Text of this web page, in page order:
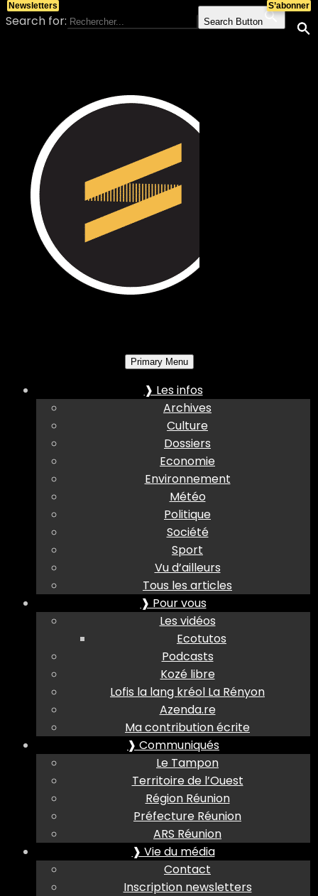
Search for: Search Button
Primary Menu
❱ Les infos
Archives
Culture
Dossiers
Economie
Environnement
Météo
Politique
Société
Sport
Vu d’ailleurs
Tous les articles
❱ Pour vous
Les vidéos
Ecotutos
Podcasts
Kozé libre
Lofis la lang kréol La Rényon
Azenda.re
Ma contribution écrite
❱ Communiqués
Le Tampon
Territoire de l’Ouest
Région Réunion
Préfecture Réunion
ARS Réunion
❱ Vie du média
Contact
Inscription newsletters
S’abonner
Newsletters